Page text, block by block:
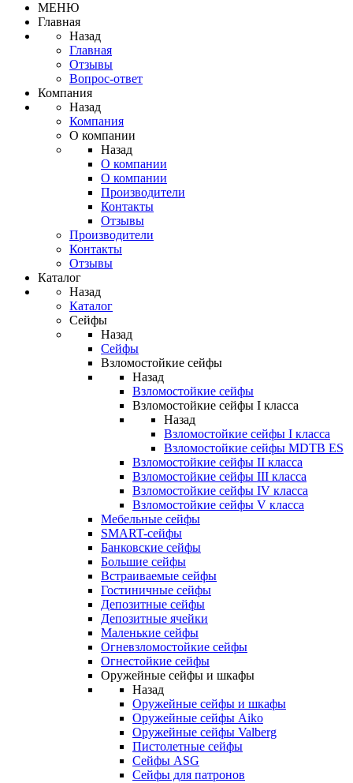
МЕНЮ
Главная
Назад
Главная
Отзывы
Вопрос-ответ
Компания
Назад
Компания
О компании
Назад
О компании
О компании
Производители
Контакты
Отзывы
Производители
Контакты
Отзывы
Каталог
Назад
Каталог
Сейфы
Назад
Сейфы
Взломостойкие сейфы
Назад
Взломостойкие сейфы
Взломостойкие сейфы I класса
Назад
Взломостойкие сейфы I класса
Взломостойкие сейфы MDTB ES
Взломостойкие сейфы II класса
Взломостойкие сейфы III класса
Взломостойкие сейфы IV класса
Взломостойкие сейфы V класса
Мебельные сейфы
SMART-сейфы
Банковские сейфы
Большие сейфы
Встраиваемые сейфы
Гостиничные сейфы
Депозитные сейфы
Депозитные ячейки
Маленькие сейфы
Огневзломостойкие сейфы
Огнестойкие сейфы
Оружейные сейфы и шкафы
Назад
Оружейные сейфы и шкафы
Оружейные сейфы Aiko
Оружейные сейфы Valberg
Пистолетные сейфы
Сейфы ASG
Сейфы для патронов